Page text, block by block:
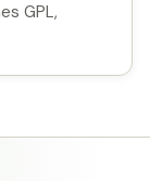
GPL,